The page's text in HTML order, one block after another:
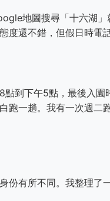
地圖搜尋「十六湖
度還不錯，但假日時電
點到下午5點，最後入
跑一趟。我有一次週二
份有所不同。我整理了